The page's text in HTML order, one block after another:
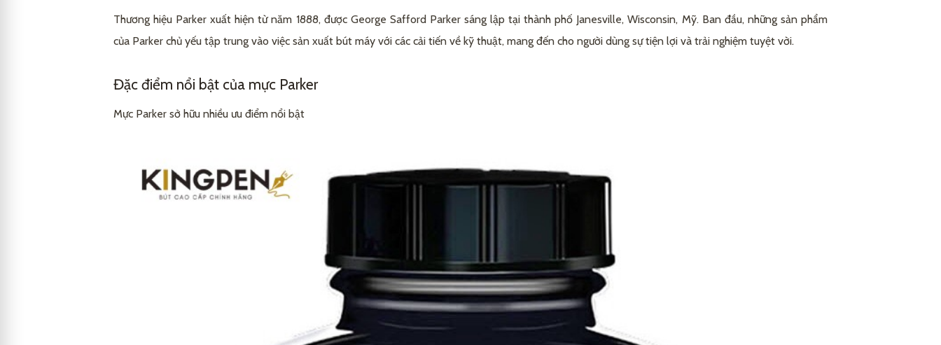
Thương hiệu Parker xuất hiện từ năm 1888, được George Safford Parker sáng lập tại thành phố Janesville, Wisconsin, Mỹ. Ban đầu, những sản phẩm
của Parker chủ yếu tập trung vào việc sản xuất bút máy với các cải tiến về kỹ thuật, mang đến cho người dùng sự tiện lợi và trải nghiệm tuyệt vời.
Đặc điểm nổi bật của mực Parker
Mực Parker sở hữu nhiều ưu điểm nổi bật